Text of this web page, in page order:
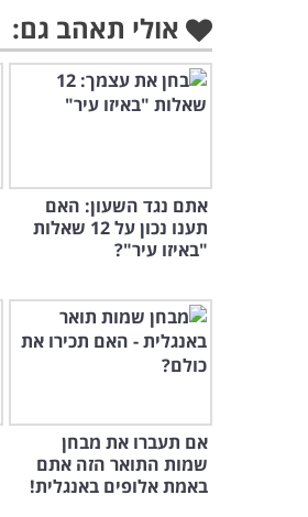
אולי תאהב גם:
אתם נגד השעון: האם
תענו נכון על 12 שאלות
"באיזו עיר"?
אם תעברו את מבחן
שמות התואר הזה אתם
באמת אלופים באנגלית!